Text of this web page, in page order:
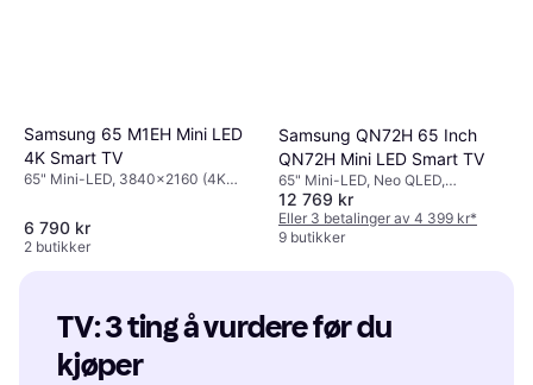
Samsung 65 M1EH Mini LED
4K Smart TV
65" Mini-LED, 3840x2160 (4K
6 790 kr
2 butikker
Samsung QN72H 65 Inch
QN72H Mini LED Smart TV
65" Mini-LED, Neo QLED,
3840x2160 (4K Ultra HD)
12 769 kr
Eller 3 betalinger av 4 399 kr*
9 butikker
TV: 3 ting å vurdere før du
kjøper